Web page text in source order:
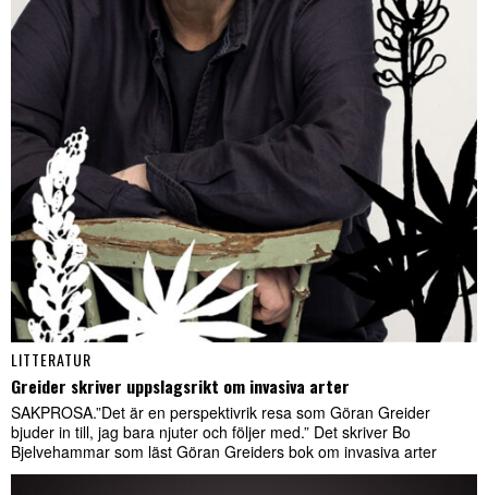
LITTERATUR
Greider skriver uppslagsrikt om invasiva arter
SAKPROSA.”Det är en perspektivrik resa som Göran Greider
bjuder in till, jag bara njuter och följer med.” Det skriver Bo
Bjelvehammar som läst Göran Greiders bok om invasiva arter